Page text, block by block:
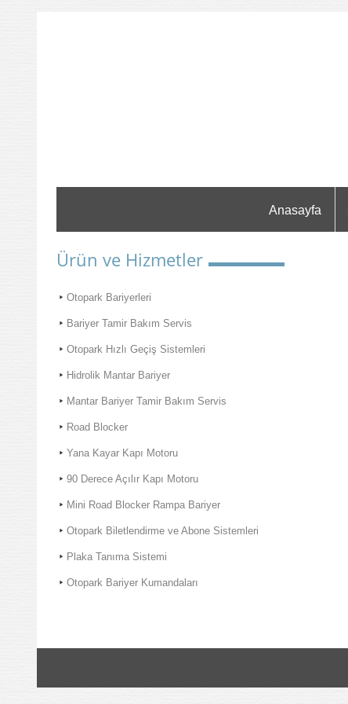
Anasayfa
Ürün ve Hizmetler
Otopark Bariyerleri
Bariyer Tamir Bakım Servis
Otopark Hızlı Geçiş Sistemleri
Hidrolik Mantar Bariyer
Mantar Bariyer Tamir Bakım Servis
Road Blocker
Yana Kayar Kapı Motoru
90 Derece Açılır Kapı Motoru
Mini Road Blocker Rampa Bariyer
Otopark Biletlendirme ve Abone Sistemleri
Plaka Tanıma Sistemi
Otopark Bariyer Kumandaları